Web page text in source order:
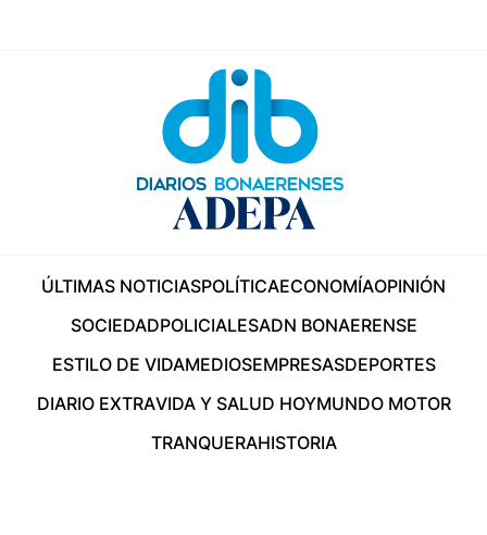
ÚLTIMAS NOTICIASPOLÍTICAECONOMÍAOPINIÓN
SOCIEDADPOLICIALESADN BONAERENSE
ESTILO DE VIDAMEDIOSEMPRESASDEPORTES
DIARIO EXTRAVIDA Y SALUD HOYMUNDO MOTOR
TRANQUERAHISTORIA